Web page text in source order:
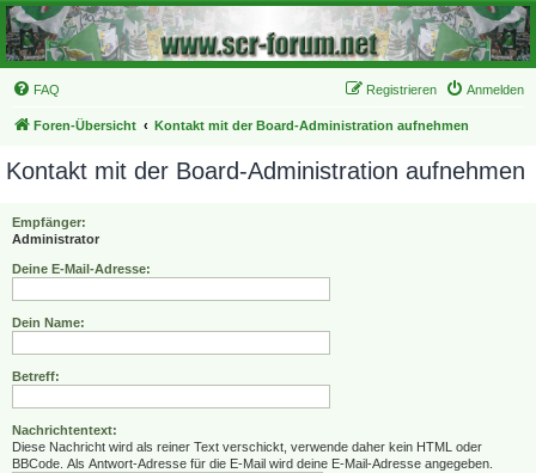
FAQ Anmelden
Registrieren
Foren-Übersicht Kontakt mit der Board-Administration aufnehmen
Kontakt mit der Board-Administration aufnehmen
Empfänger:
Administrator
Deine E-Mail-Adresse:
Dein Name:
Betreff:
Nachrichtentext:
Diese Nachricht wird als reiner Text verschickt, verwende daher kein HTML oder
BBCode. Als Antwort-Adresse für die E-Mail wird deine E-Mail-Adresse angegeben.